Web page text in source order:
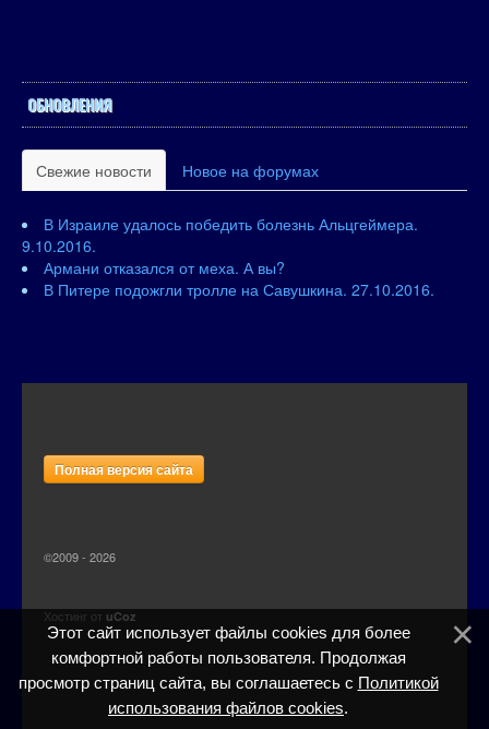
ОБНОВЛЕНИЯ
Свежие новости Новое на форумах
В Израиле удалось победить болезнь Альцгеймера.
9.10.2016.
Армани отказался от меха. А вы?
В Питере подожгли тролле на Савушкина. 27.10.2016.
Полная версия сайта
©2009 - 2026
Хостинг от uCoz
Этот сайт использует файлы cookies для более
комфортной работы пользователя. Продолжая
просмотр страниц сайта, вы соглашаетесь с Политикой
использования файлов cookies.